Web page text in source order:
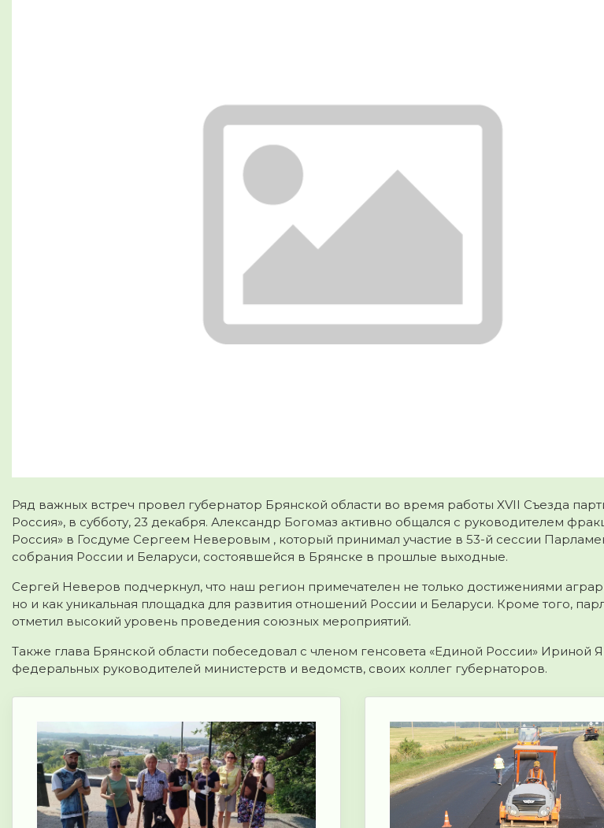
Ряд важных встреч провел губернатор Брянской области во время работы XVII Съезда
Россия», в субботу, 23 декабря. Александр Богомаз активно общался с руководителем
Россия» в Госдуме Сергеем Неверовым , который принимал участие в 53-й сессии
собрания России и Беларуси, состоявшейся в Брянске в прошлые выходные.
Сергей Неверов подчеркнул, что наш регион примечателен не только достижениями
но и как уникальная площадка для развития отношений России и Беларуси. Кроме того,
отметил высокий уровень проведения союзных мероприятий.
Также глава Брянской области побеседовал с членом генсовета «Единой России» Ириной
федеральных руководителей министерств и ведомств, своих коллег губернаторов.